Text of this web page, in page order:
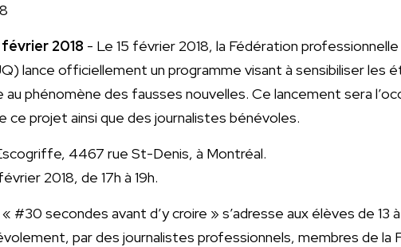
2018 - Le 15 février 2018, la Fédération
lance officiellement un programme visant à sensibiliser les
au phénomène des fausses nouvelles. Ce lancement sera
ce projet ainsi que des journalistes bénévoles.
4467 rue St-Denis, à Montréal.
2018, de 17h à 19h.
#30 secondes avant d’y croire » s’adresse aux élèves de 13
par des journalistes professionnels, membres de la